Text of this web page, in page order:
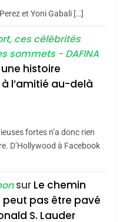
génocide, je dis
La nouvelle
de Boy George
d’Isaac:
pourrait
à 13 pays
et Yoni Gabali […]
ces célébrités
sommets - DAFINA
une histoire
l’amitié au-delà
fortes n’a donc rien
D’Hollywood à Facebook
sur Le chemin
peut pas être pavé
S. Lauder
selon le rapport
ET RÉSILIENTE :
JE REVENDIQUE
par Thérèse
MANQUE –